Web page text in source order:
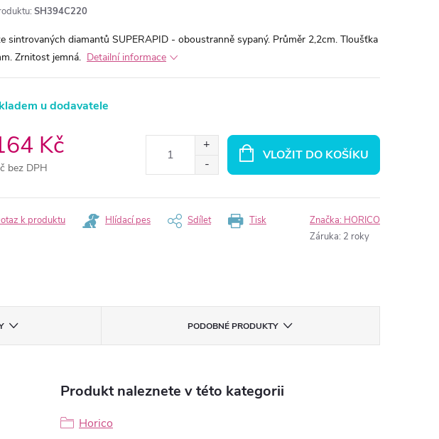
SH394C220
sintrovaných diamantů SUPERAPID - oboustranně sypaný. Průměr 2,2cm. Tloušťka
Zrnitost jemná. Detailní informace
u dodavatele
Kč
bez DPH
VLOŽIT DO KOŠÍKU
Tisk
k produktu Hlídací pes Sdílet Značka: HORICO
Záruka: 2 roky
PODOBNÉ PRODUKTY
Produkt naleznete v této kategorii
Horico